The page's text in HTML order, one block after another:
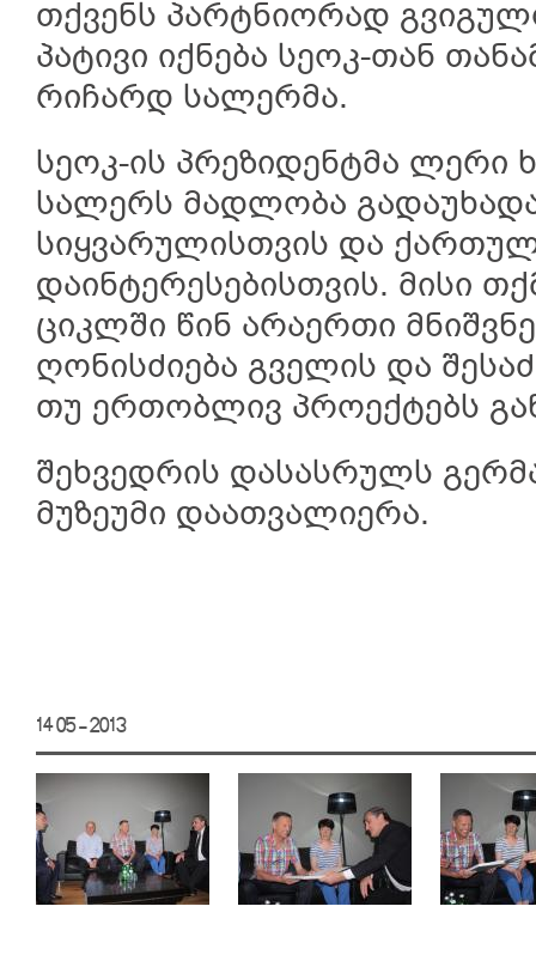
თქვენს პარტნიორად
პატივი იქნება სეოკ-თან
რიჩარდ სალერმა.
სეოკ-ის პრეზიდენტმა ლერი
სალერს მადლობა გადაუხადა
სიყვარულისთვის და
დაინტერესებისთვის. მისი
ციკლში წინ არაერთი
ღონისძიება გველის და
თუ ერთობლივ პროექტებს
შეხვედრის დასასრულს
მუზეუმი დაათვალიერა.
14 05 - 2013